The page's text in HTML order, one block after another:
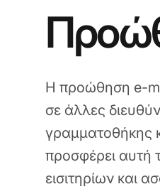
Η προώθηση e-
σε άλλες
γραμματοθήκης
προσφέρει αυτή
εισιτηρίων και